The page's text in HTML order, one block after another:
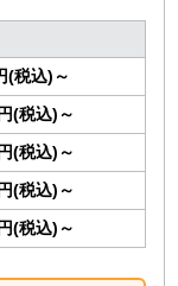
(税込)～
円(税込)～
円(税込)～
円(税込)～
円(税込)～